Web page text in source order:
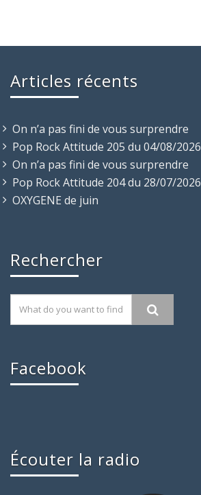
Articles récents
On n’a pas fini de vous surprendre
Pop Rock Attitude 205 du 04/08/2026
On n’a pas fini de vous surprendre
Pop Rock Attitude 204 du 28/07/2026
OXYGENE de juin
Rechercher
Facebook
Écouter la radio